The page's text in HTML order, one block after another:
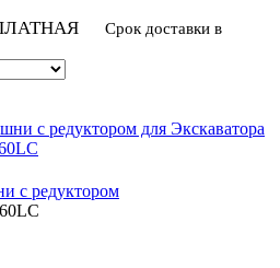
Срок доставки в
с редуктором